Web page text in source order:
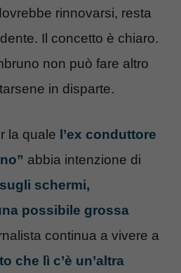
rinnovarsi, resta
Il concetto è chiaro.
non può fare altro
in disparte.
la quale l’ex conduttore
abbia intenzione di
schermi,
possibile grossa
continua a vivere a
che lì c’è un’altra